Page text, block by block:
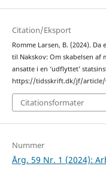
Citation/Eksport
Romme Larsen, B. (2024).
til Nakskov: Om skabelsen
ansatte i en ‘udflyttet’
https://tidsskrift.dk/jf/article/
Citationsformater
Nummer
Årg. 59 Nr. 1 (2024):